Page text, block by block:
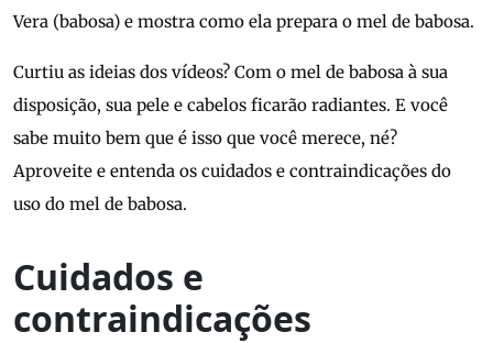
Vera (babosa) e mostra como ela prepara o mel de babosa.
Curtiu as ideias dos vídeos? Com o mel de babosa à sua
disposição, sua pele e cabelos ficarão radiantes. E você
sabe muito bem que é isso que você merece, né?
Aproveite e entenda os cuidados e contraindicações do
uso do mel de babosa.
Cuidados e
contraindicações